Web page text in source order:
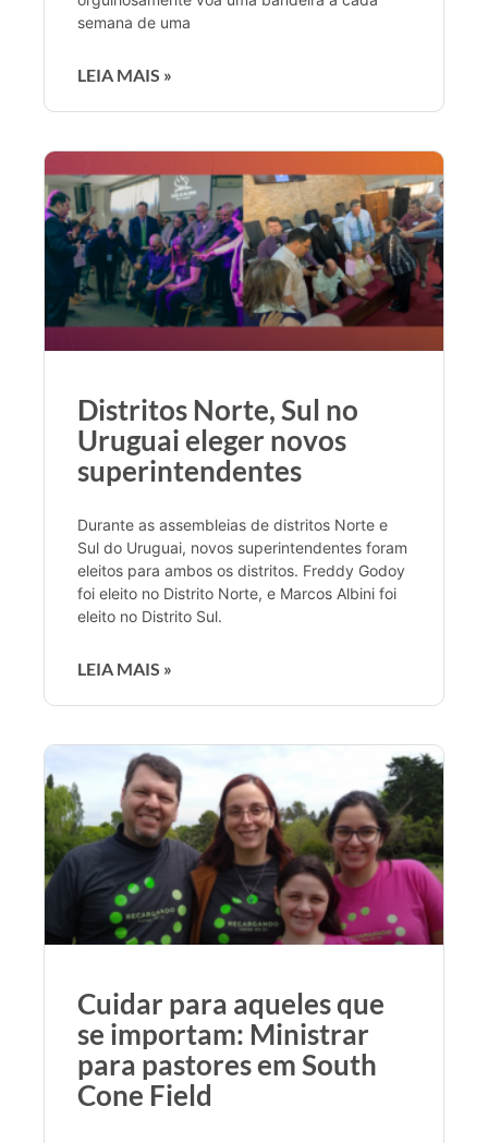
semana de uma
LEIA MAIS »
Distritos Norte, Sul no
Uruguai eleger novos
superintendentes
Durante as assembleias de distritos Norte e
Sul do Uruguai, novos superintendentes foram
eleitos para ambos os distritos. Freddy Godoy
foi eleito no Distrito Norte, e Marcos Albini foi
eleito no Distrito Sul.
LEIA MAIS »
Cuidar para aqueles que
se importam: Ministrar
para pastores em South
Cone Field